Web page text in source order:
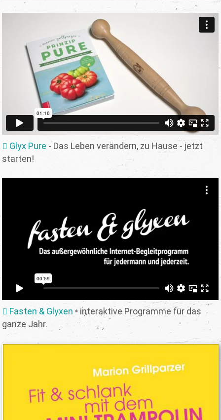
Glyx Pure - Das Leben verändern, zu Hause - jetzt
starten!
Fasten & Glyxen - interaktive Programme für das
ganze Jahr.